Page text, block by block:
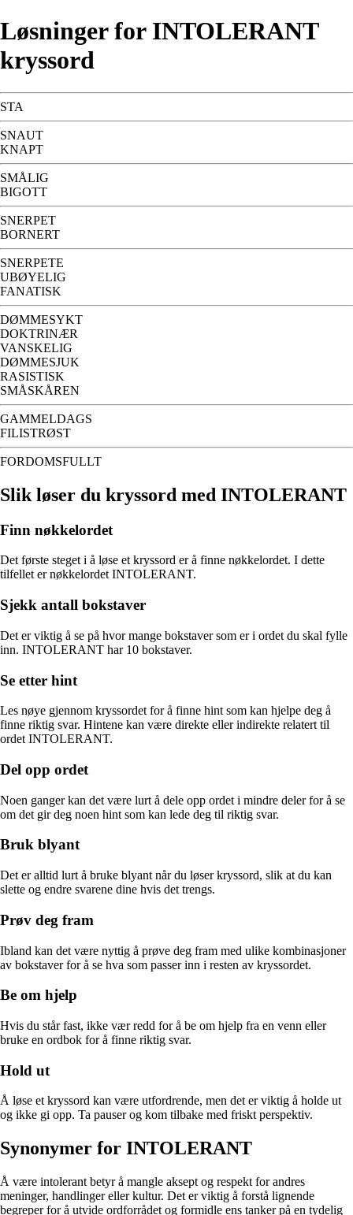
Løsninger for INTOLERANT
kryssord
STA
SNAUT
KNAPT
SMÅLIG
BIGOTT
SNERPET
BORNERT
SNERPETE
UBØYELIG
FANATISK
DØMMESYKT
DOKTRINÆR
VANSKELIG
DØMMESJUK
RASISTISK
SMÅSKÅREN
GAMMELDAGS
FILISTRØST
FORDOMSFULLT
Slik løser du kryssord med INTOLERANT
Finn nøkkelordet
Det første steget i å løse et kryssord er å finne nøkkelordet. I dette
tilfellet er nøkkelordet INTOLERANT.
Sjekk antall bokstaver
Det er viktig å se på hvor mange bokstaver som er i ordet du skal fylle
inn. INTOLERANT har 10 bokstaver.
Se etter hint
Les nøye gjennom kryssordet for å finne hint som kan hjelpe deg å
finne riktig svar. Hintene kan være direkte eller indirekte relatert til
ordet INTOLERANT.
Del opp ordet
Noen ganger kan det være lurt å dele opp ordet i mindre deler for å se
om det gir deg noen hint som kan lede deg til riktig svar.
Bruk blyant
Det er alltid lurt å bruke blyant når du løser kryssord, slik at du kan
slette og endre svarene dine hvis det trengs.
Prøv deg fram
Ibland kan det være nyttig å prøve deg fram med ulike kombinasjoner
av bokstaver for å se hva som passer inn i resten av kryssordet.
Be om hjelp
Hvis du står fast, ikke vær redd for å be om hjelp fra en venn eller
bruke en ordbok for å finne riktig svar.
Hold ut
Å løse et kryssord kan være utfordrende, men det er viktig å holde ut
og ikke gi opp. Ta pauser og kom tilbake med friskt perspektiv.
Synonymer for INTOLERANT
Å være intolerant betyr å mangle aksept og respekt for andres
meninger, handlinger eller kultur. Det er viktig å forstå lignende
begreper for å utvide ordforrådet og formidle ens tanker på en tydelig